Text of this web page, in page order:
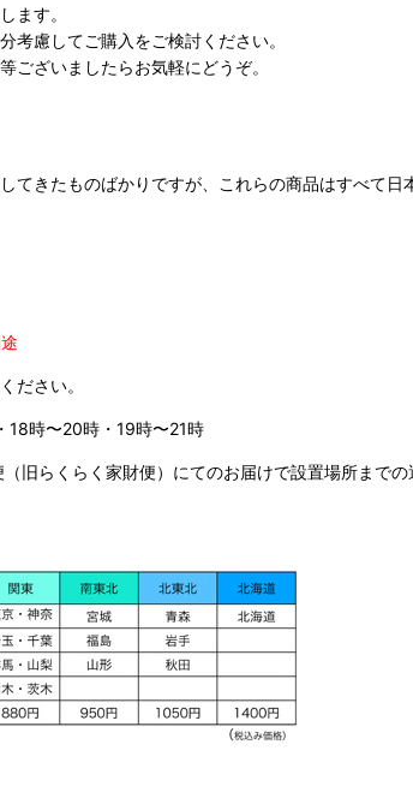
ます。
慮してご購入をご検討ください。
ございましたらお気軽にどうぞ。
きたものばかりですが、これらの商品はすべて
ださい。
18時〜20時・19時〜21時
らくらく家財便）にてのお届けで設置場所まで